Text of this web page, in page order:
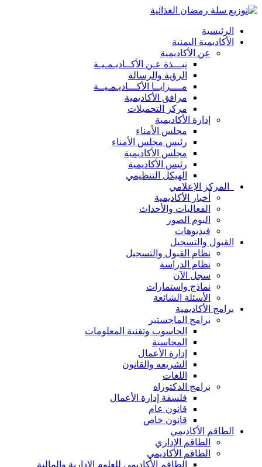
الرئيسية
الأكاديمية اليمنية
عن الأكاديمية
نبـــذة عـن الأكــاديـمـيـة
الرؤية والرسالة
مــــزايــا الأكـــاديـمـيــة
مرافق الأكاديمية
مركز التحميلات
إدارة الأكاديمية
مجلس الأمناء
رئيس مجلس الأمناء
مجلس الأكاديمية
رئيس الأكاديمية
الهيكل التنظيمي
المركز الإعلامي
أخبار الأكاديمية
الفعاليات والأحداث
البوم الصور
فيديوهات
القبول والتسجيل
نظام القبول والتسجيل
نظام الدراسة
سجل الآن
نماذج واستمارات
الأسئلة الشائعة
برامج الأكاديمية
برامج الماجستير
الحاسوب وتقنية المعلومات
المحاسبة
إدارة الأعمال
الشريعه والقانون
اللغات
برامج الدكتوراه
فلسفة إدارة الأعمال
قانون عام
قانون خاص
الطاقم الأكاديمي
الطاقم الإداري
الطاقم الأكاديمي
الطاقم الأكاديمي للعلوم الإدارية والمالية